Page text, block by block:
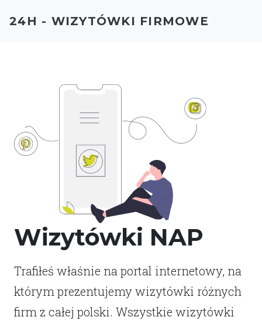
Wizytówki NAP
Trafiłeś właśnie na portal internetowy, na
którym prezentujemy wizytówki różnych
firm z całej polski. Wszystkie wizytówki
24H - WIZYTÓWKI FIRMOWE